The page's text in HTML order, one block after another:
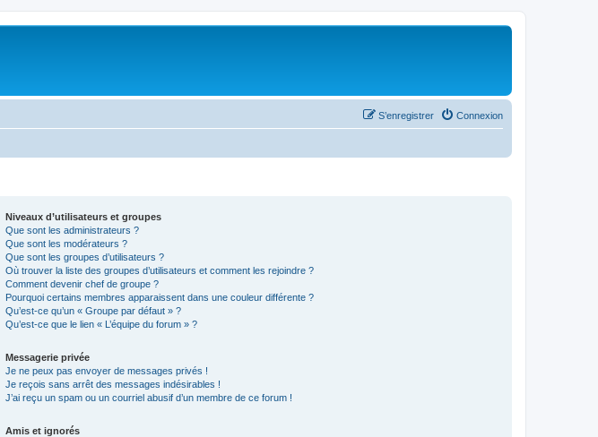
Connexion
S’enregistrer
Niveaux d’utilisateurs et groupes
Que sont les administrateurs ?
Que sont les modérateurs ?
Que sont les groupes d’utilisateurs ?
Où trouver la liste des groupes d’utilisateurs et comment les rejoindre ?
Comment devenir chef de groupe ?
Pourquoi certains membres apparaissent dans une couleur différente ?
Qu’est-ce qu’un « Groupe par défaut » ?
Qu’est-ce que le lien « L’équipe du forum » ?
Messagerie privée
Je ne peux pas envoyer de messages privés !
Je reçois sans arrêt des messages indésirables !
J’ai reçu un spam ou un courriel abusif d’un membre de ce forum !
Amis et ignorés